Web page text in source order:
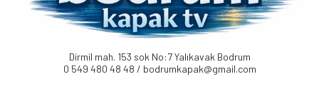
Dirmil mah. 153 sok No:7 Yalıkavak Bodrum
0 549 480 48 48 / bodrumkapak@gmail.com